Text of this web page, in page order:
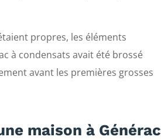
propres, les éléments
à condensats avait été brossé
avant les premières grosses
maison à Générac